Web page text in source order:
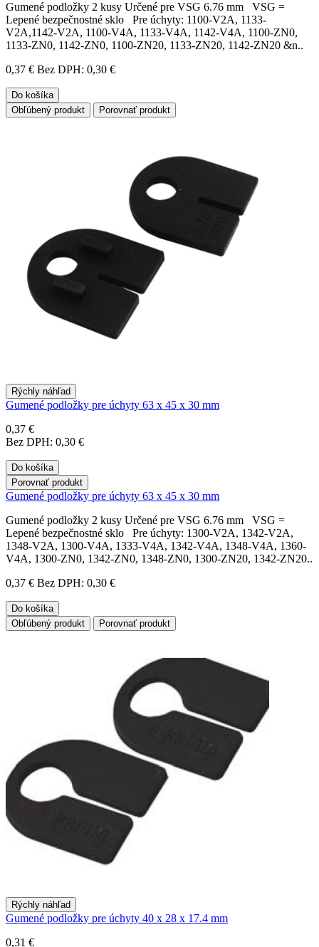
Gumené podložky 2 kusy Určené pre VSG 6.76 mm VSG =
Lepené bezpečnostné sklo Pre úchyty: 1100-V2A, 1133-
V2A,1142-V2A, 1100-V4A, 1133-V4A, 1142-V4A, 1100-ZN0,
1133-ZN0, 1142-ZN0, 1100-ZN20, 1133-ZN20, 1142-ZN20 &n..
0,37 € Bez DPH: 0,30 €
Do košíka
Obľúbený produkt
Porovnať produkt
Rýchly náhľad
Gumené podložky pre úchyty 63 x 45 x 30 mm
0,37 €
Bez DPH: 0,30 €
Do košíka
Porovnať produkt
Gumené podložky pre úchyty 63 x 45 x 30 mm
Gumené podložky 2 kusy Určené pre VSG 6.76 mm VSG =
Lepené bezpečnostné sklo Pre úchyty: 1300-V2A, 1342-V2A,
1348-V2A, 1300-V4A, 1333-V4A, 1342-V4A, 1348-V4A, 1360-
V4A, 1300-ZN0, 1342-ZN0, 1348-ZN0, 1300-ZN20, 1342-ZN20..
0,37 € Bez DPH: 0,30 €
Do košíka
Obľúbený produkt
Porovnať produkt
Rýchly náhľad
Gumené podložky pre úchyty 40 x 28 x 17.4 mm
0,31 €